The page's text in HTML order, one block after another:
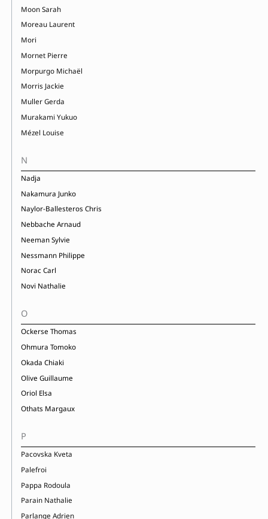
Moon Sarah
Moreau Laurent
Mori
Mornet Pierre
Morpurgo Michaël
Morris Jackie
Muller Gerda
Murakami Yukuo
Mézel Louise
N
Nadja
Nakamura Junko
Naylor-Ballesteros Chris
Nebbache Arnaud
Neeman Sylvie
Nessmann Philippe
Norac Carl
Novi Nathalie
O
Ockerse Thomas
Ohmura Tomoko
Okada Chiaki
Olive Guillaume
Oriol Elsa
Othats Margaux
P
Pacovska Kveta
Palefroi
Pappa Rodoula
Parain Nathalie
Parlange Adrien